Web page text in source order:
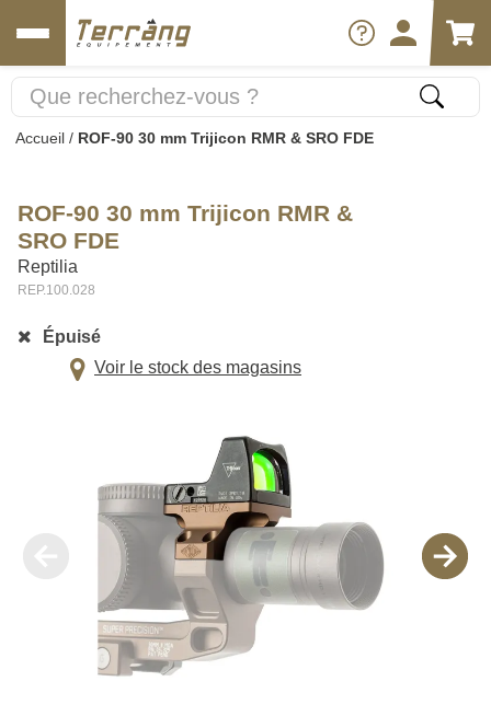
Accueil / ROF-90 30 mm Trijicon RMR & SRO FDE
ROF-90 30 mm Trijicon RMR &
SRO FDE
Reptilia
REP.100.028
Épuisé
Voir le stock des magasins